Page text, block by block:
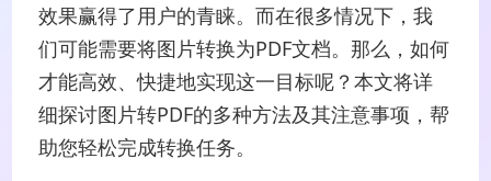
效果赢得了用户的青睐。而在很多情况下，我
们可能需要将图片转换为PDF文档。那么，如何
才能高效、快捷地实现这一目标呢？本文将详
细探讨图片转PDF的多种方法及其注意事项，帮
助您轻松完成转换任务。